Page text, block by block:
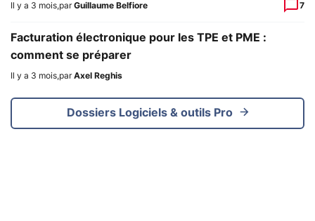
Il y a 3 mois,par Guillaume Belfiore 7
Facturation électronique pour les TPE et PME :
comment se préparer
Il y a 3 mois,par Axel Reghis
Dossiers Logiciels & outils Pro